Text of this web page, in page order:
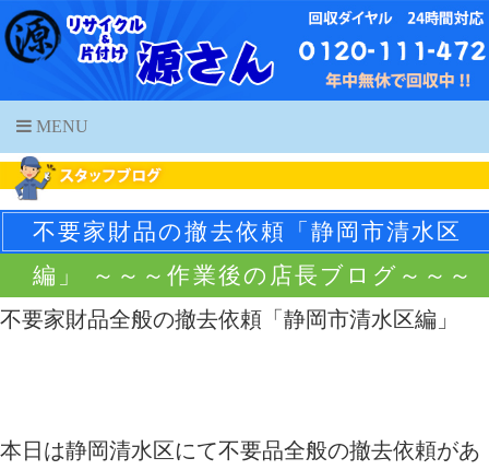
MENU
不要家財品の撤去依頼「静岡市清水区
編」 ～～～作業後の店長ブログ～～～
不要家財品全般の撤去依頼「静岡市清水区編」
本日は静岡清水区にて不要品全般の撤去依頼があ